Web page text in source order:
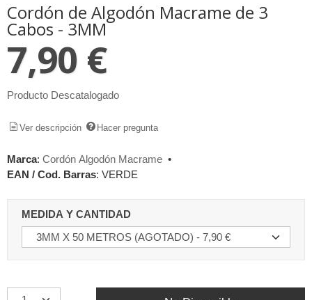
Cordón de Algodón Macrame de 3
Cabos - 3MM
7,90 €
Producto Descatalogado
Ver descripción Hacer pregunta
Marca: Cordón Algodón Macrame •
EAN / Cod. Barras: VERDE
MEDIDA Y CANTIDAD